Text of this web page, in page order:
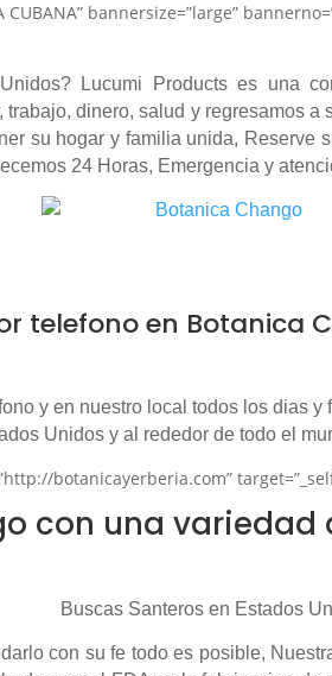
bannersize=”large”
Lucumi Products es una
trabajo, dinero, salud y regresamos
su hogar y familia unida, Reserve
24 Horas, Emergencia y
telefono en Botanica
y en nuestro local todos los dias
Unidos y al rededor de todo el
botanicayerberia.com”
con una variedad
Buscas Santeros en Estados
con su fe todo es posible,